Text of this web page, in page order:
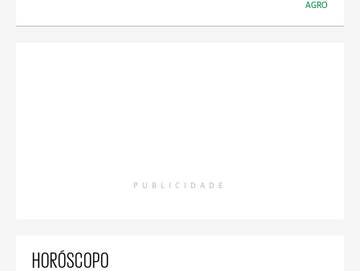
AGRO
PUBLICIDADE
HORÓSCOPO